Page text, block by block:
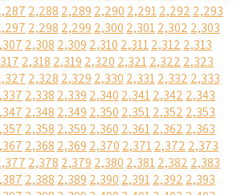
2,288 2,289 2,290 2,2912,292 2,293
2,298 2,299 2,300 2,3012,302 2,303
2,308 2,309 2,310 2,3112,312 2,313
2,318 2,319 2,320 2,3212,322 2,323
2,328 2,329 2,330 2,3312,332 2,333
2,338 2,339 2,340 2,3412,342 2,343
2,348 2,349 2,350 2,3512,352 2,353
2,358 2,359 2,360 2,3612,362 2,363
2,368 2,369 2,370 2,3712,372 2,373
2,378 2,379 2,380 2,3812,382 2,383
2,388 2,389 2,390 2,3912,392 2,393